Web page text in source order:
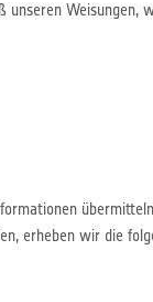
Weisungen,
erheben wir die